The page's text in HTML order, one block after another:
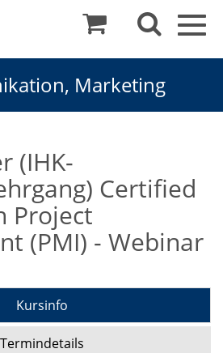
Marketing
(IHK-
Certified
Project
(PMI) - Webinar
Kursinfo
Termindetails